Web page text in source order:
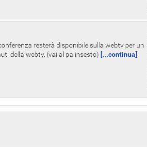
resterà disponibile sulla webtv per un
della webtv. (vai al palinsesto) [...continua]